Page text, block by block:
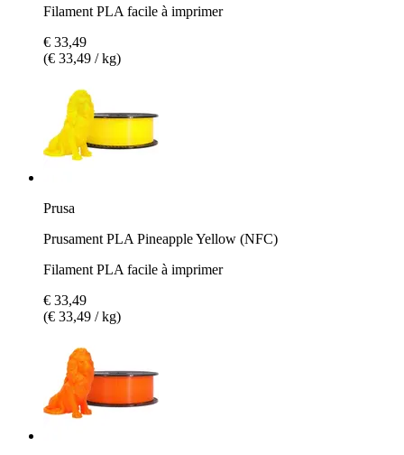
Filament PLA facile à imprimer
€ 33,49
(€ 33,49 / kg)
Prusa
Prusament PLA Pineapple Yellow (NFC)
Filament PLA facile à imprimer
€ 33,49
(€ 33,49 / kg)